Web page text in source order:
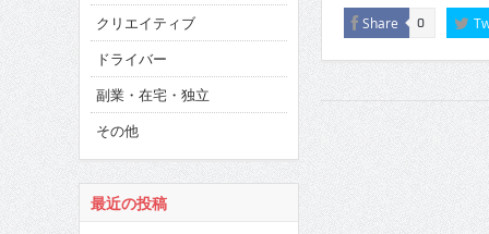
Share 0
クリエイティブ
ドライバー
副業・在宅・独立
その他
最近の投稿